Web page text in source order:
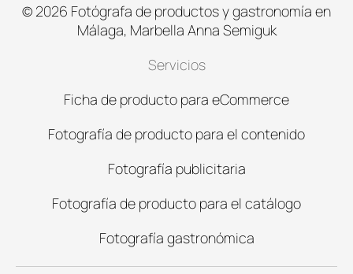
© 2026 Fotógrafa de productos y gastronomía en
Málaga, Marbella Anna Semiguk
Servicios
Ficha de producto para eCommerce
Fotografía de producto para el contenido
Fotografía publicitaria
Fotografía de producto para el catálogo
Fotografía gastronómica